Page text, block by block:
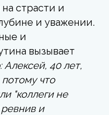
страсти и
и уважении.
и
вызывает
40 лет,
что
"коллеги не
и